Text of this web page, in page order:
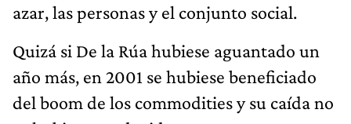
azar, las personas y el conjunto social.
Quizá si De la Rúa hubiese aguantado un
año más, en 2001 se hubiese beneficiado
del boom de los commodities y su caída no